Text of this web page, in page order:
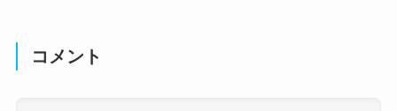
コメント